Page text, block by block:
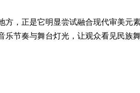
，正是它明显尝试融合现代审美元
节奏与舞台灯光，让观众看见民族